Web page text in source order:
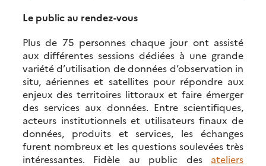
Le public au rendez-vous
Plus de 75 personnes chaque jour ont assisté
aux différentes sessions dédiées à une grande
variété d’utilisation de données d’observation in
situ, aériennes et satellites pour répondre aux
enjeux des territoires littoraux et faire émerger
des services aux données. Entre scientifiques,
acteurs institutionnels et utilisateurs finaux de
données, produits et services, les échanges
furent nombreux et les questions soulevées très
intéressantes. Fidèle au public des ateliers